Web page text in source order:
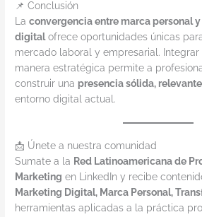
📌 Conclusión
Laconvergencia entre marca personal
digitalofrece oportunidades únicas
mercado laboral y empresarial.
manera estratégica permite a
construir una presencia sólida,
entorno digital actual.
📩 Únete a nuestra comunidad
Sumate a la Red Latinoamericana de
Marketing en LinkedIn y recibe
Marketing Digital, Marca Personal,
herramientas aplicadas a la práctica